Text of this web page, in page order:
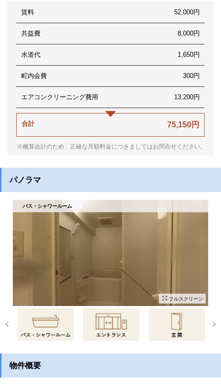
賃料 52,000円
共益費 8,000円
水道代 1,650円
町内会費 300円
エアコンクリーニング費用 13,200円
合計 75,150円
※概算合計のため、正確な月額料金につきましてはお問合せください。
パノラマ
バス・シャワールーム
フルスクリーン
物件概要